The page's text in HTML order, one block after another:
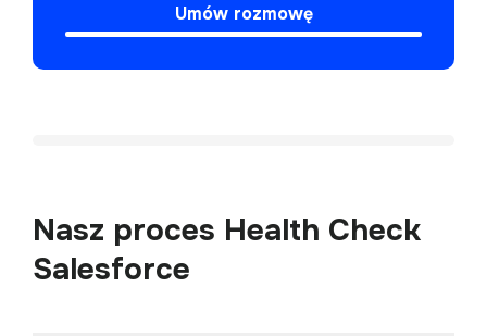
Umów rozmowę
Nasz proces Health Check
Salesforce